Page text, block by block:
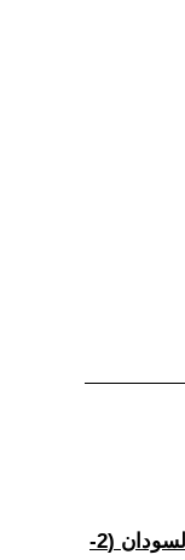
(12) في منهج دراسة علاقات الأرض في السودان (2-